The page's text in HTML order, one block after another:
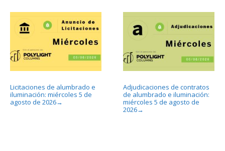
Licitaciones de alumbrado e
iluminación: miércoles 5 de
agosto de 2026→
Adjudicaciones de contratos
de alumbrado e iluminación:
miércoles 5 de agosto de
2026→